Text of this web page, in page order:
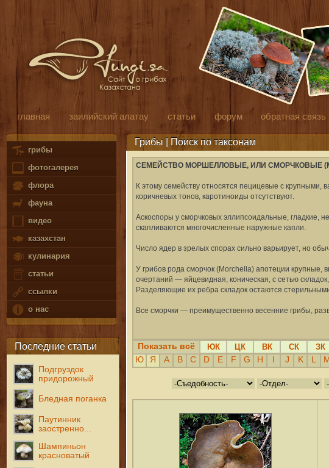
главная заилийский алатау статьи форум обратная связь
грибы
фотогалерея
флора
фауна
видео
казахстан
кулинария
статьи
ссылки
о нас
Последние статьи
Подгруздок
придорожный
Бледная поганка
Паутинник
заостренно...
Шампиньон
красноватый
Грибы | Поиск по таксонам
СЕМЕЙСТВО МОРШЕЛЛОВЫЕ, ИЛИ СМОРЧКОВЫЕ
К этому семейству относятся пецицевые с
коричневых тонов, каротиноиды отсутствуют.
Аскоспоры у сморчковых эллипсоидальные, гладкие,
скапливаются многочисленные наружные капли.
Число ядер в зрелых спорах сильно варьирует, но
У грибов рода сморчок (Morchella) апотеции
очертаний — яйцевидная, коническая, с сетью
Разделяющие их ребра складок остаются
Все сморчки — преимущественно весенние грибы,
Показать всё ЮК ЦК ВК СК ЗК
Ю
Я A B C D E F G H J K M